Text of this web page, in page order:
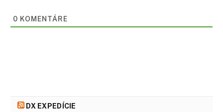
0 KOMENTÁRE
DX EXPEDÍCIE